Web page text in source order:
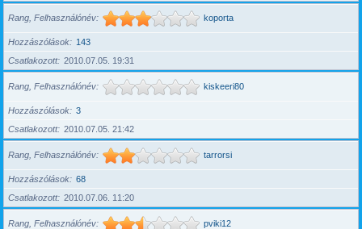
Rang, Felhasználónév koporta
Hozzászólások
143
Csatlakozott
2010.07.05. 19:31
Rang, Felhasználónév kiskeeri80
Hozzászólások
3
Csatlakozott
2010.07.05. 21:42
Rang, Felhasználónév tarrorsi
Hozzászólások
68
Csatlakozott
2010.07.06. 11:20
Rang, Felhasználónév pviki12